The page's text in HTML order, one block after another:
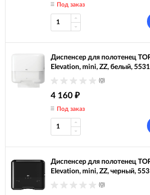
Под заказ
Диспенсер для полотенец
Elevation, mini, ZZ, белый,
(0)
4 160 ₽
Под заказ
Диспенсер для полотенец
Elevation, mini, ZZ, черный,
(0)